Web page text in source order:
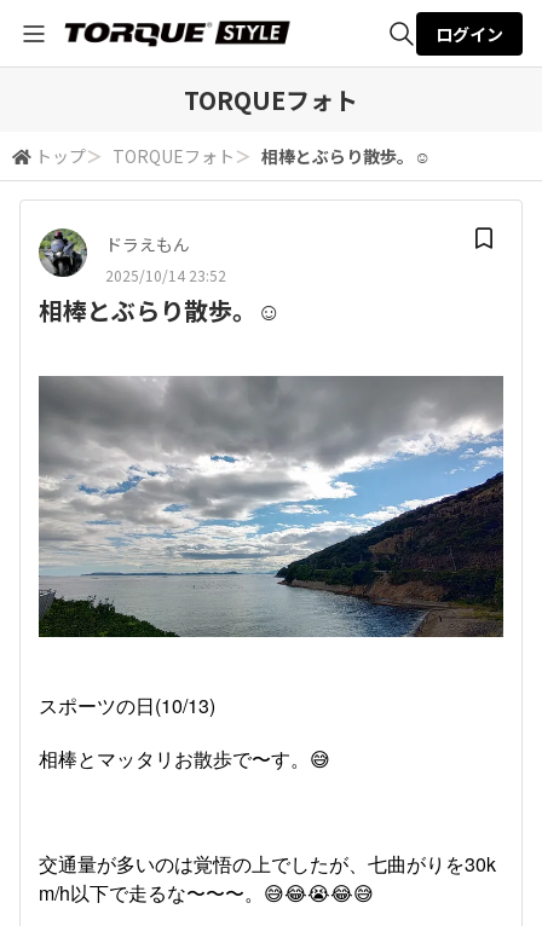
検索
ログイン
TORQUEフォト
トップ＞ TORQUEフォト ＞ 相棒とぶらり散歩。☺️
ドラえもん
2025/10/14 23:52
相棒とぶらり散歩。☺️
スポーツの日(10/13)
相棒とマッタリお散歩で〜す。😅
交通量が多いのは覚悟の上でしたが、七曲がりを30k
m/h以下で走るな〜〜〜。😅😂😭😂😅